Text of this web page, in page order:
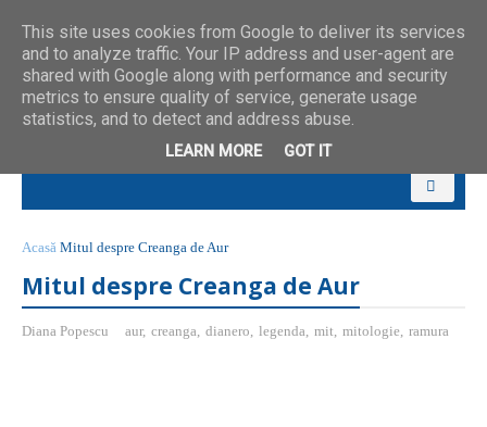
Acasă Mitul despre Creanga de Aur
Mitul despre Creanga de Aur
Diana Popescu aur, creanga, dianero, legenda, mit, mitologie, ramura
This site uses cookies from Google to deliver its services
and to analyze traffic. Your IP address and user-agent are
shared with Google along with performance and security
metrics to ensure quality of service, generate usage
statistics, and to detect and address abuse.
LEARN MORE GOT IT